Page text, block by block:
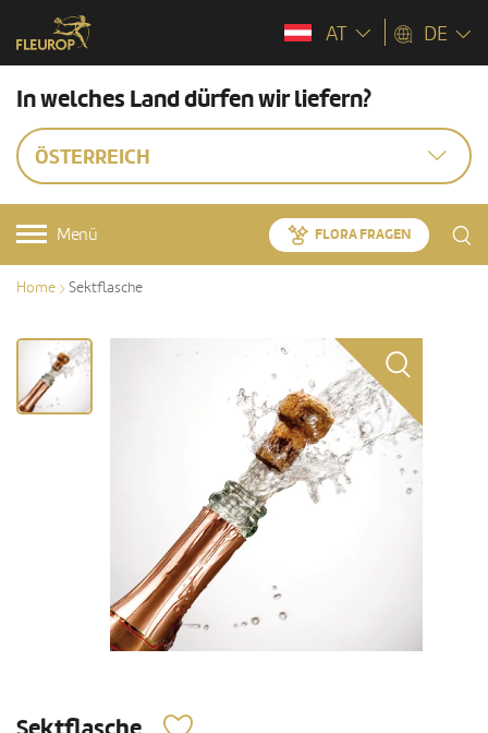
AT DE
In welches Land dürfen wir liefern?
ÖSTERREICH
Menü FLORA FRAGEN
Home Sektflasche